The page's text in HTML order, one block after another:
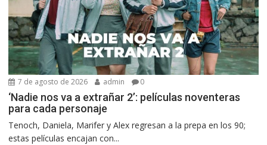
7 de agosto de 2026 admin 0
‘Nadie nos va a extrañar 2’: películas noventeras
para cada personaje
Tenoch, Daniela, Marifer y Alex regresan a la prepa en los 90;
estas películas encajan con...